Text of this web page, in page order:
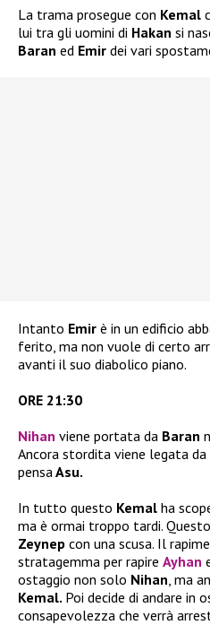
La trama prosegue con Kemal
lui tra gli uomini di Hakan si
Baran ed Emir dei vari
Intanto Emir è in un edificio
ferito, ma non vuole di certo
avanti il suo diabolico piano.
ORE 21:30
Nihan viene portata da Baran
Ancora stordita viene legata da
pensa Asu.
In tutto questo Kemal ha
ma è ormai troppo tardi.
Zeynep con una scusa. Il
stratagemma per rapire Ayhan
ostaggio non solo Nihan , ma
Kemal. Poi decide di andare in
consapevolezza che verrà